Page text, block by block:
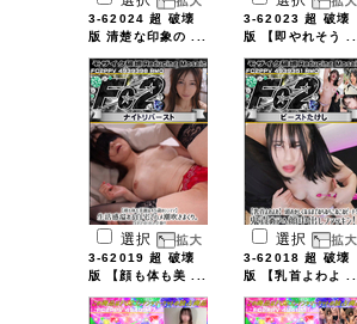
3-62024 超 破壊
版 清楚な印象の ...
3-62023 超 破壊
版 【即やれそう ...
選択
3-62019 超 破壊
版 【顔も体も美 ...
選択
3-62018 超 破壊
版 【乳首よわよ ...